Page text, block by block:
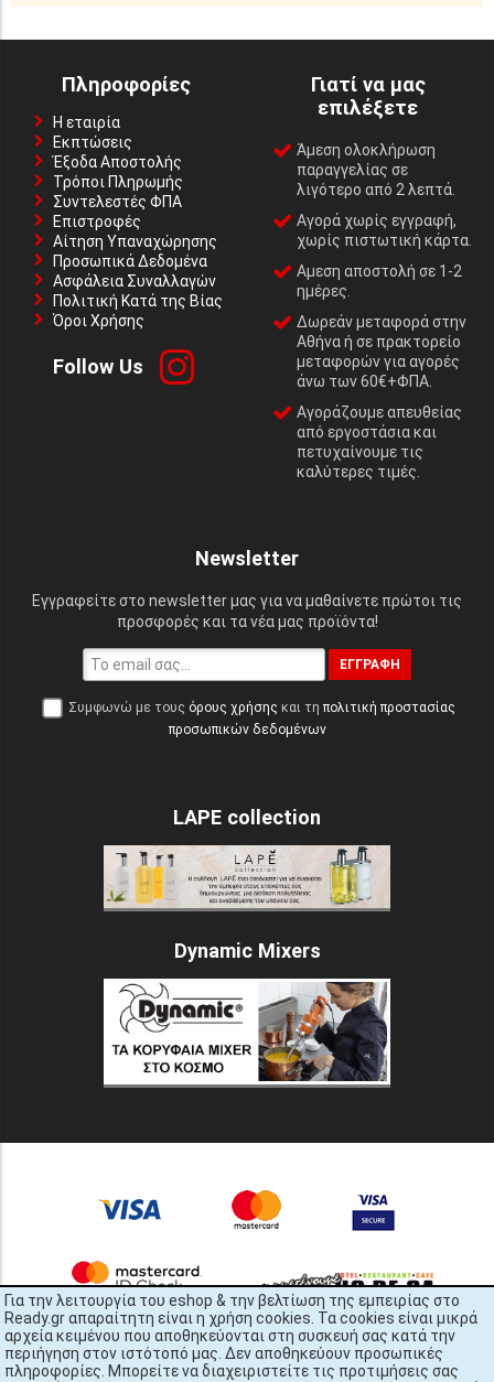
Για την λειτουργία του eshop & την βελτίωση της εμπειρίας στο
Ready.gr απαραίτητη είναι η χρήση cookies. Τα cookies είναι μικρά
αρχεία κειμένου που αποθηκεύονται στη συσκευή σας κατά την
περιήγηση στον ιστότοπό μας. Δεν αποθηκεύουν προσωπικές
πληροφορίες. Μπορείτε να διαχειριστείτε τις προτιμήσεις σας
Πληροφορίες
Η εταιρία
Εκπτώσεις
Έξοδα Αποστολής
Τρόποι Πληρωμής
Συντελεστές ΦΠΑ
Επιστροφές
Αίτηση Υπαναχώρησης
Προσωπικά Δεδομένα
Ασφάλεια Συναλλαγών
Πολιτική Κατά της Βίας
Όροι Χρήσης
Follow Us
Γιατί να μας
επιλέξετε
Άμεση ολοκλήρωση
παραγγελίας σε
λιγότερο από 2 λεπτά.
Αγορά χωρίς εγγραφή,
χωρίς πιστωτική κάρτα.
Αμεση αποστολή σε 1-2
ημέρες.
Δωρεάν μεταφορά στην
Αθήνα ή σε πρακτορείο
μεταφορών για αγορές
άνω των 60€+ΦΠΑ.
Αγοράζουμε απευθείας
από εργοστάσια και
πετυχαίνουμε τις
καλύτερες τιμές.
Newsletter
Εγγραφείτε στο newsletter μας για να μαθαίνετε πρώτοι τις
προσφορές και τα νέα μας προϊόντα!
ΕΓΓΡΑΦΉ
Συμφωνώ με τους όρους χρήσης και τη πολιτική προστασίας
προσωπικών δεδομένων
LAPE collection
Dynamic Mixers